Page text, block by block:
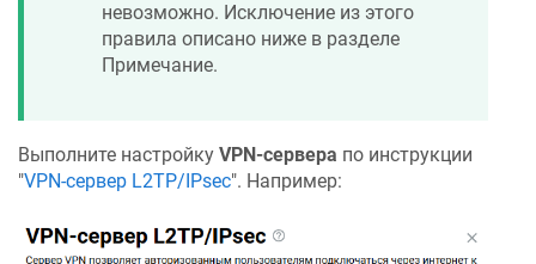
невозможно. Исключение из этого
правила описано ниже в разделе
Примечание.
Выполните настройку VPN-сервера по инструкции
"VPN-сервер L2TP/IPsec". Например: